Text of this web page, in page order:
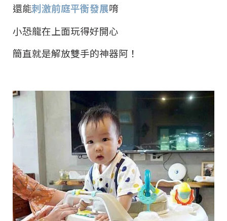
還能刺激前庭平衡發展唷
小恐龍在上面玩得好開心
簡直就是解放雙手的神器阿！